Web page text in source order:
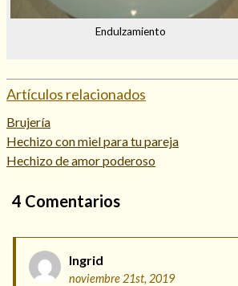
Endulzamiento
Artículos relacionados
Brujería
Hechizo con miel para tu pareja
Hechizo de amor poderoso
4 Comentarios
Ingrid
noviembre 21st, 2019